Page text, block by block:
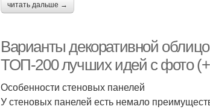
читать дальше →
Варианты декоративной
ТОП-200 лучших идей с фото (+
Особенности стеновых панелей
У стеновых панелей есть немало